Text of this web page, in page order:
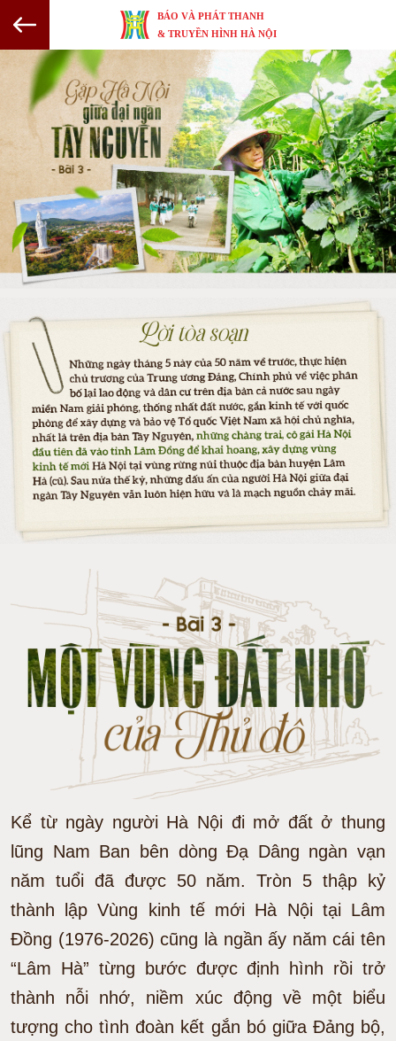
BÁO VÀ PHÁT THANH
& TRUYỀN HÌNH HÀ NỘI
Kể từ ngày người Hà Nội đi mở đất ở thung
lũng Nam Ban bên dòng Đạ Dâng ngàn vạn
năm tuổi đã được 50 năm. Tròn 5 thập kỷ
thành lập Vùng kinh tế mới Hà Nội tại Lâm
Đồng (1976-2026) cũng là ngần ấy năm cái tên
“Lâm Hà” từng bước được định hình rồi trở
thành nỗi nhớ, niềm xúc động về một biểu
tượng cho tình đoàn kết gắn bó giữa Đảng bộ,